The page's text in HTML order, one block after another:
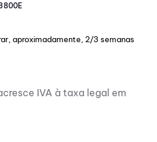
aproximadamente, 2/3 semanas
IVA à taxa legal em